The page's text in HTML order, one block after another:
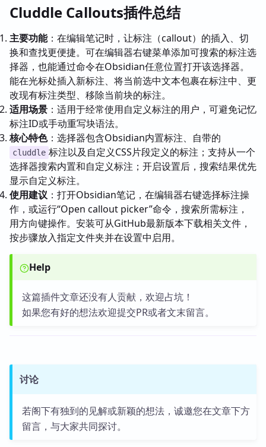
Cluddle Callouts插件总结
主要功能：在编辑笔记时，让标注（callout）的插入、切
换和查找更便捷。可在编辑器右键菜单添加可搜索的标注选
择器，也能通过命令在Obsidian任意位置打开该选择器。
能在光标处插入新标注、将当前选中文本包裹在标注中、更
改现有标注类型、移除当前块的标注。
适用场景 ：适用于经常使用自定义标注的用户，可避免记忆
标注ID或手动重写块语法。
核心特色：选择器包含Obsidian内置标注、自带的
cluddle 标注以及自定义CSS片段定义的标注；支持从一个
选择器搜索内置和自定义标注；开启设置后，搜索结果优先
显示自定义标注。
使用建议 ：打开Obsidian笔记，在编辑器右键选择标注操
作，或运行“Open callout picker”命令，搜索所需标注，
用方向键操作。安装可从GitHub最新版本下载相关文件，
按步骤放入指定文件夹并在设置中启用。
Help
这篇插件文章还没有人贡献，欢迎占坑！
如果您有好的想法欢迎提交PR或者文末留言。
讨论
若阁下有独到的见解或新颖的想法，诚邀您在文章下方
留言，与大家共同探讨。